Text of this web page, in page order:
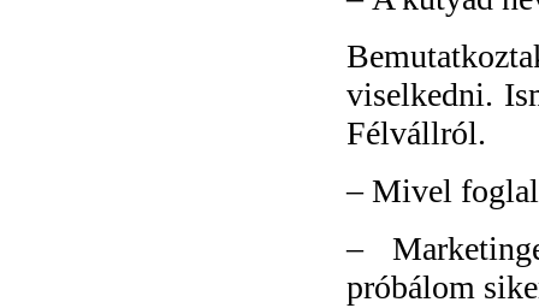
viselkedni.
Félvállról.
–Mivel
–
próbálom